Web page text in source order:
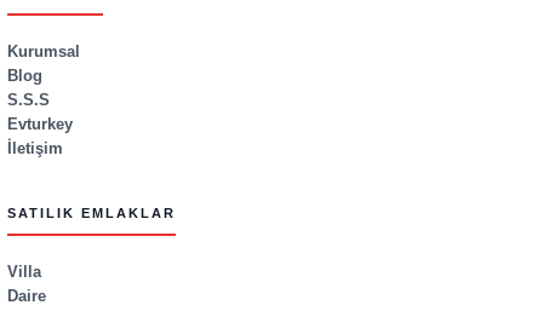
Kurumsal
Blog
S.S.S
Evturkey
İletişim
SATILIK EMLAKLAR
Villa
Daire